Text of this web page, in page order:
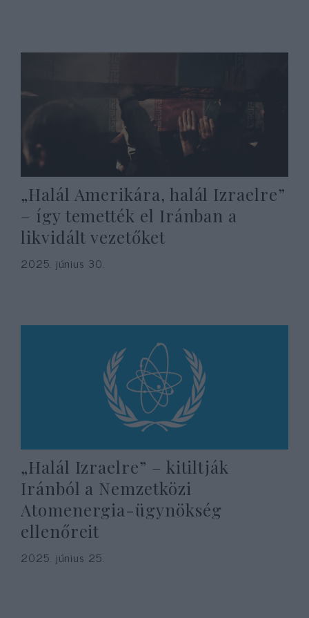
„Halál Amerikára, halál Izraelre”
– így temették el Iránban a
likvidált vezetőket
2025. június 30.
„Halál Izraelre” – kitiltják
Iránból a Nemzetközi
Atomenergia-ügynökség
ellenőreit
2025. június 25.